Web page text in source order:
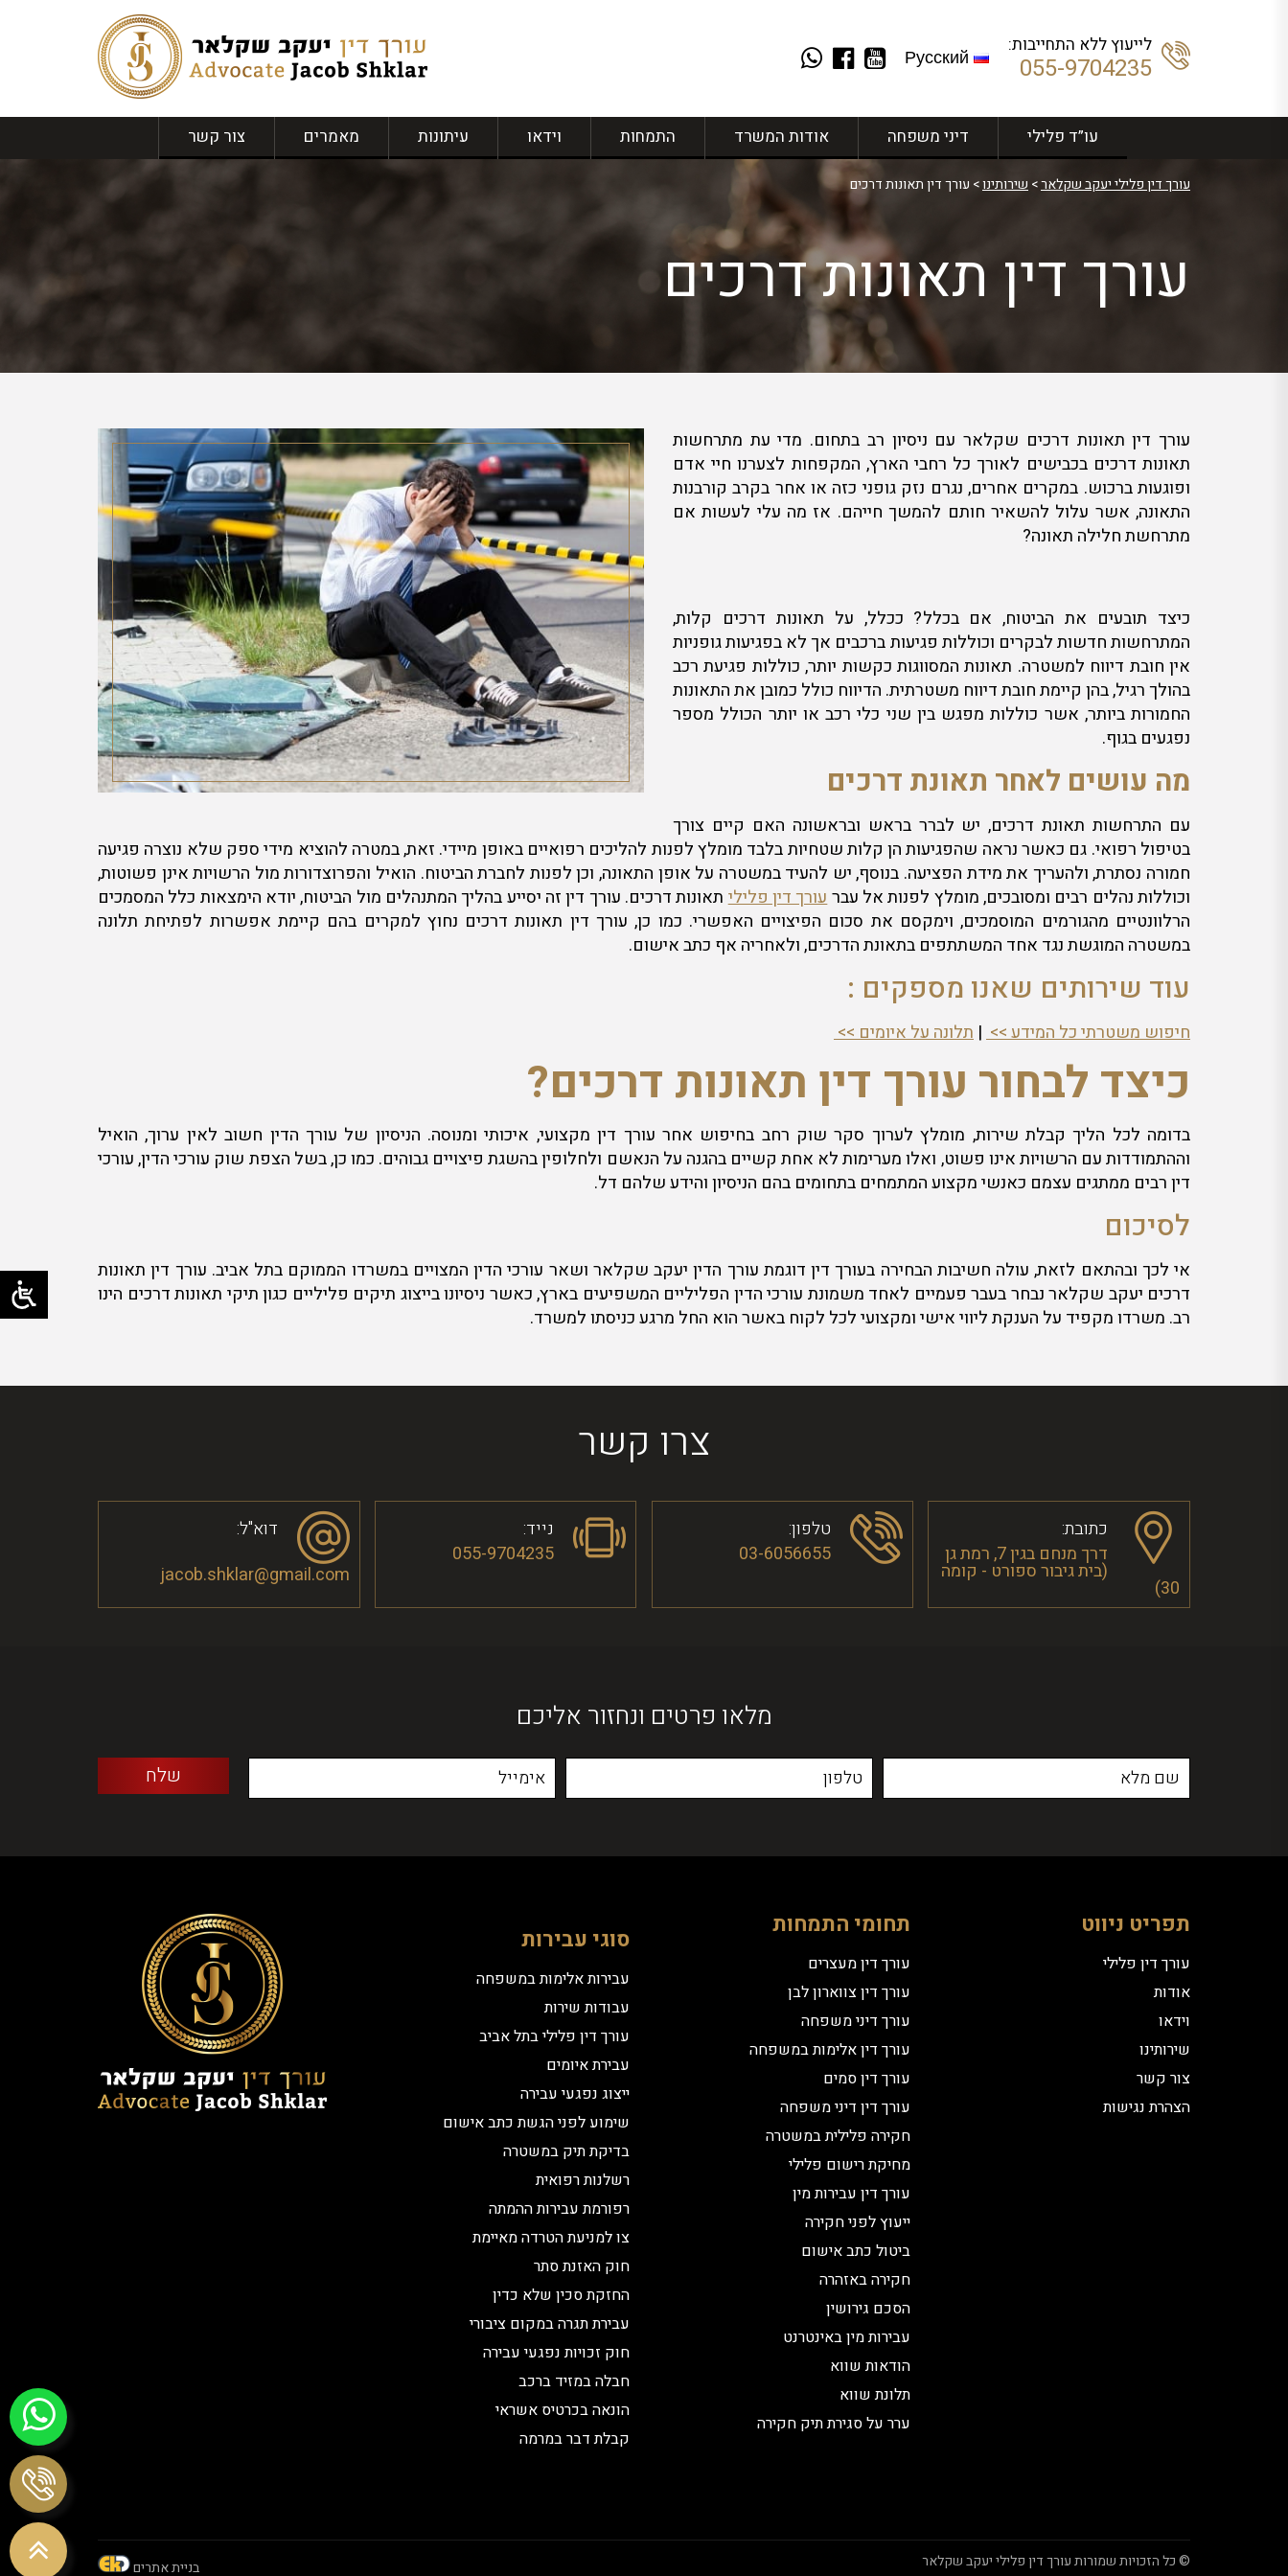
לייעוץ ללא התחייבות:
055-9704235
Русский
עו”ד פלילי דיני משפחה אודות המשרד התמחות וידאו עיתונות מאמרים צור קשר
עורך דין פלילי יעקב שקלאר> שירותינו> עורך דין תאונות דרכים
עורך דין תאונות דרכים
עורך דין תאונות דרכים שקלאר עם ניסיון רב בתחום. מדי עת מתרחשות
תאונות דרכים בכבישים לאורך כל רחבי הארץ, המקפחות לצערנו חיי אדם
ופוגעות ברכוש. במקרים אחרים, נגרם נזק גופני כזה או אחר בקרב קורבנות
התאונה, אשר עלול להשאיר חותם להמשך חייהם. אז מה עלי לעשות אם
מתרחשת חלילה תאונה?
כיצד תובעים את הביטוח, אם בכלל? ככלל, על תאונות דרכים קלות,
המתרחשות חדשות לבקרים וכוללות פגיעות ברכבים אך לא בפגיעות גופניות
אין חובת דיווח למשטרה. תאונות המסווגות כקשות יותר, כוללות פגיעת רכב
בהולך רגיל, בהן קיימת חובת דיווח משטרתית. הדיווח כולל כמובן את התאונות
החמורות ביותר, אשר כוללות מפגש בין שני כלי רכב או יותר הכולל מספר
נפגעים בגוף.
מה עושים לאחר תאונת דרכים
עם התרחשות תאונת דרכים, יש לברר בראש ובראשונה האם קיים צורך
בטיפול רפואי. גם כאשר נראה שהפגיעות הן קלות שטחיות בלבד מומלץ לפנות להליכים רפואיים באופן מיידי. זאת, במטרה להוציא מידי ספק שלא נוצרה פגיעה
חמורה נסתרת, ולהעריך את מידת הפציעה. בנוסף, יש להעיד במשטרה על אופן התאונה, וכן לפנות לחברת הביטוח. הואיל והפרוצדורות מול הרשויות אינן פשוטות,
וכוללות נהלים רבים ומסובכים, מומלץ לפנות אל עברעורך דין פליליתאונות דרכים. עורך דין זה יסייע בהליך המתנהלים מול הביטוח, יודא הימצאות כלל המסמכים
הרלוונטיים מהגורמים המוסמכים, וימקסם את סכום הפיצויים האפשרי. כמו כן, עורך דין תאונות דרכים נחוץ למקרים בהם קיימת אפשרות לפתיחת תלונה
במשטרה המוגשת נגד אחד המשתתפים בתאונת הדרכים, ולאחריה אף כתב אישום.
עוד שירותים שאנו מספקים :
חיפוש משטרתי כל המידע >>| תלונה על איומים >>
כיצד לבחור עורך דין תאונות דרכים?
בדומה לכל הליך קבלת שירות, מומלץ לערוך סקר שוק רחב בחיפוש אחר עורך דין מקצועי, איכותי ומנוסה. הניסיון של עורך הדין חשוב לאין ערוך, הואיל
וההתמודדות עם הרשויות אינו פשוט, ואלו מערימות לא אחת קשיים בהגנה על הנאשם ולחלופין בהשגת פיצויים גבוהים. כמו כן, בשל הצפת שוק עורכי הדין, עורכי
דין רבים ממתגים עצמם כאנשי מקצוע המתמחים בתחומים בהם הניסיון והידע שלהם דל.
לסיכום
אי לכך ובהתאם לזאת, עולה חשיבות הבחירה בעורך דין דוגמת עורך הדין יעקב שקלאר ושאר עורכי הדין המצויים במשרדו הממוקם בתל אביב. עורך דין תאונות
דרכים יעקב שקלאר נבחר בעבר פעמיים לאחד משמונת עורכי הדין הפליליים המשפיעים בארץ, כאשר ניסיונו בייצוג תיקים פליליים כגון תיקי תאונות דרכים הינו
רב. משרדו מקפיד על הענקת ליווי אישי ומקצועי לכל לקוח באשר הוא החל מרגע כניסתו למשרד.
צרו קשר
כתובת:
דרך מנחם בגין 7, רמת גן
(בית גיבור ספורט - קומה
30)
טלפון:
03-6056655
נייד:
055-9704235
דוא"ל:
jacob.shklar@gmail.com
מלאו פרטים ונחזור אליכם
תפריט ניווט
עורך דין פלילי
אודות
וידאו
שירותינו
צור קשר
הצהרת נגישות
תחומי התמחות
עורך דין מעצרים
עורך דין צווארון לבן
עורך דיני משפחה
עורך דין אלימות במשפחה
עורך דין סמים
עורך דין דיני משפחה
חקירה פלילית במשטרה
מחיקת רישום פלילי
עורך דין עבירות מין
ייעוץ לפני חקירה
ביטול כתב אישום
חקירה באזהרה
הסכם גירושין
עבירות מין באינטרנט
הודאות שווא
תלונת שווא
ערר על סגירת תיק חקירה
סוגי עבירות
עבירות אלימות במשפחה
עבודות שירות
עורך דין פלילי בתל אביב
עבירת איומים
ייצוג נפגעי עבירה
שימוע לפני הגשת כתב אישום
בדיקת תיק במשטרה
רשלנות רפואית
רפורמת עבירות ההמתה
צו למניעת הטרדה מאיימת
חוק האזנת סתר
החזקת סכין שלא כדין
עבירת תגרה במקום ציבורי
חוק זכויות נפגעי עבירה
חבלה במזיד ברכב
הונאה בכרטיס אשראי
קבלת דבר במרמה
© כל הזכויות שמורות עורך דין פלילי יעקב שקלאר בניית אתרים